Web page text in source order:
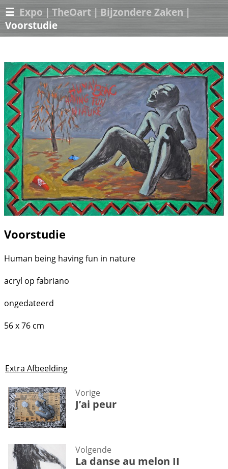
☰ Expo | TheOart | Bijzondere Zaken |
Voorstudie
Voorstudie
Human being having fun in nature
acryl op fabriano
ongedateerd
56 x 76 cm
Extra Afbeelding
Vorige
J’ai peur
Volgende
La danse au melon II